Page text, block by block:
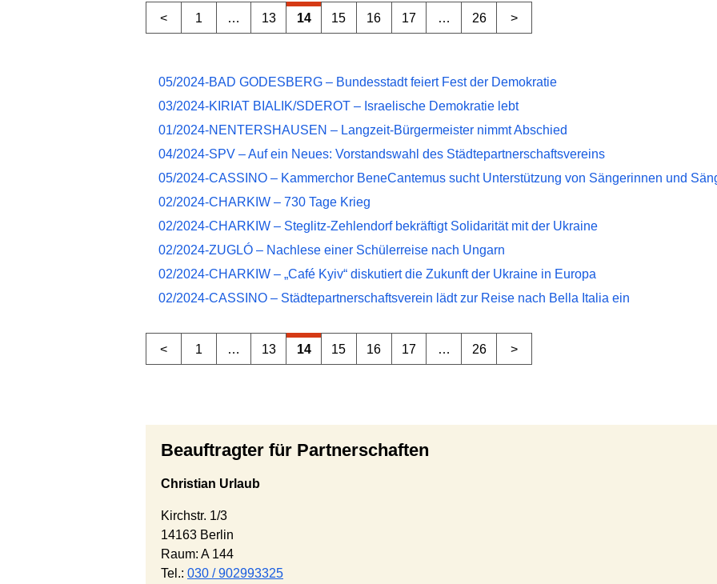
< 1 … 13 14 15 16 17 … 26 >
05/2024-BAD GODESBERG – Bundesstadt feiert Fest der Demokratie
03/2024-KIRIAT BIALIK/SDEROT – Israelische Demokratie lebt
01/2024-NENTERSHAUSEN – Langzeit-Bürgermeister nimmt Abschied
04/2024-SPV – Auf ein Neues: Vorstandswahl des Städtepartnerschaftsvereins
05/2024-CASSINO – Kammerchor BeneCantemus sucht Unterstützung von Sängerinnen und
02/2024-CHARKIW – 730 Tage Krieg
02/2024-CHARKIW – Steglitz-Zehlendorf bekräftigt Solidarität mit der Ukraine
02/2024-ZUGLÓ – Nachlese einer Schülerreise nach Ungarn
02/2024-CHARKIW – „Café Kyiv“ diskutiert die Zukunft der Ukraine in Europa
02/2024-CASSINO – Städtepartnerschaftsverein lädt zur Reise nach Bella Italia ein
< 1 … 13 14 15 16 17 … 26 >
Beauftragter für Partnerschaften
Christian Urlaub
Kirchstr. 1/3
14163 Berlin
Raum: A 144
Tel.: 030 / 902993325